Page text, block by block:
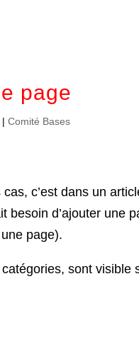
page
|Comité Bases
c’est dans un
besoin d’ajouter une
page).
sont visible